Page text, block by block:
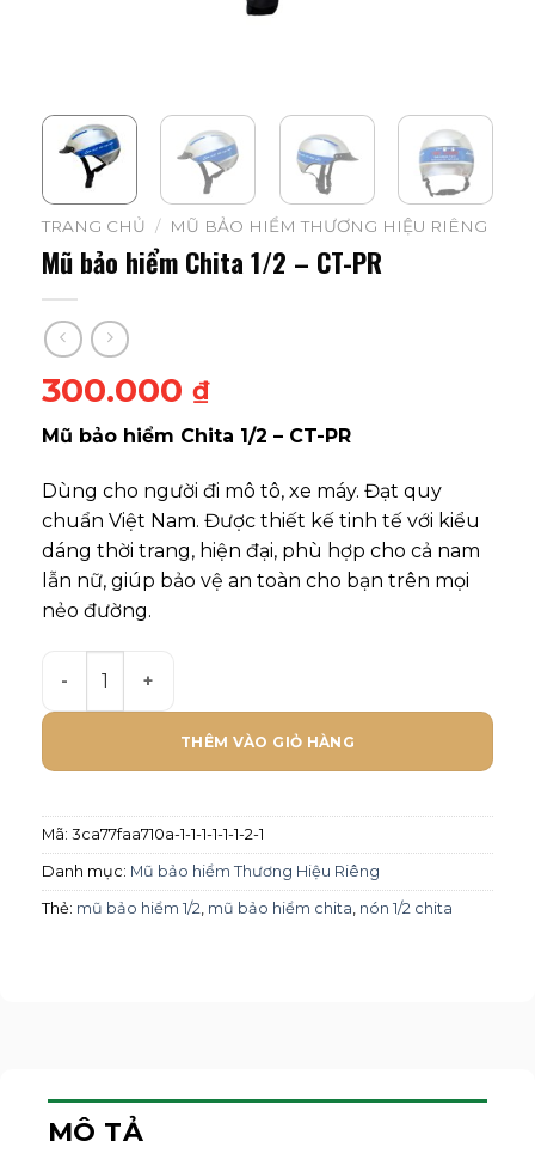
TRANG CHỦ / MŨ BẢO HIỂM THƯƠNG HIỆU RIÊNG
Mũ bảo hiểm Chita 1/2 – CT-PR
300.000 ₫
Mũ bảo hiểm Chita 1/2 – CT-PR
Dùng cho người đi mô tô, xe máy. Đạt quy
chuẩn Việt Nam. Được thiết kế tinh tế với kiểu
dáng thời trang, hiện đại, phù hợp cho cả nam
lẫn nữ, giúp bảo vệ an toàn cho bạn trên mọi
nẻo đường.
THÊM VÀO GIỎ HÀNG
Mã: 3ca77faa710a-1-1-1-1-1-1-2-1
Danh mục: Mũ bảo hiểm Thương Hiệu Riêng
Thẻ: mũ bảo hiểm 1/2, mũ bảo hiểm chita, nón 1/2 chita
MÔ TẢ